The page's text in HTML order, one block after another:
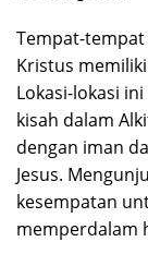
Tempat-
Kristus
Lokasi-lokasi
kisah dalam
dengan iman
Jesus.
kesempatan
memperdalam